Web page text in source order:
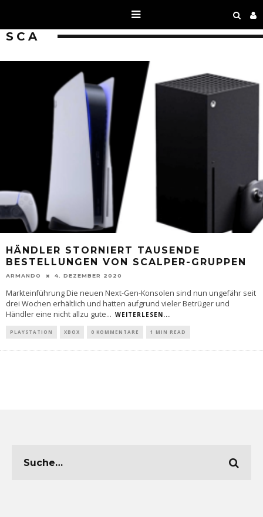
SCA
HÄNDLER STORNIERT TAUSENDE
BESTELLUNGEN VON SCALPER-GRUPPEN
ARMANDO 4. DEZEMBER 2020
Markteinführung Die neuen Next-Gen-Konsolen sind nun ungefähr seit
drei Wochen erhältlich und hatten aufgrund vieler Betrüger und
Händler eine nicht allzu gute... WEITERLESEN...
PLAYSTATION XBOX 0 KOMMENTARE 1 MIN READ